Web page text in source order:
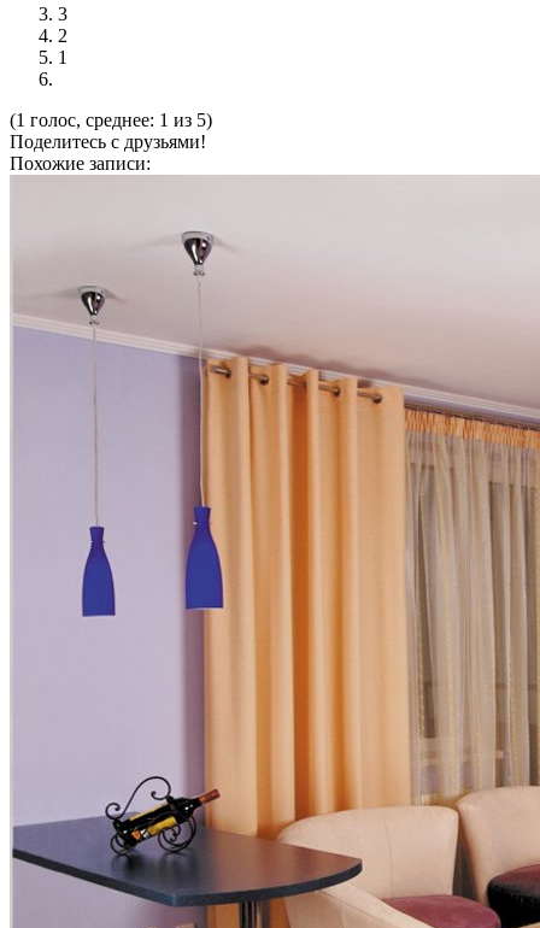
3
2
1
(1 голос, среднее: 1 из 5)
Поделитесь с друзьями!
Похожие записи: